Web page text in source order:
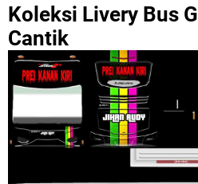
Koleksi Livery Bus
Cantik